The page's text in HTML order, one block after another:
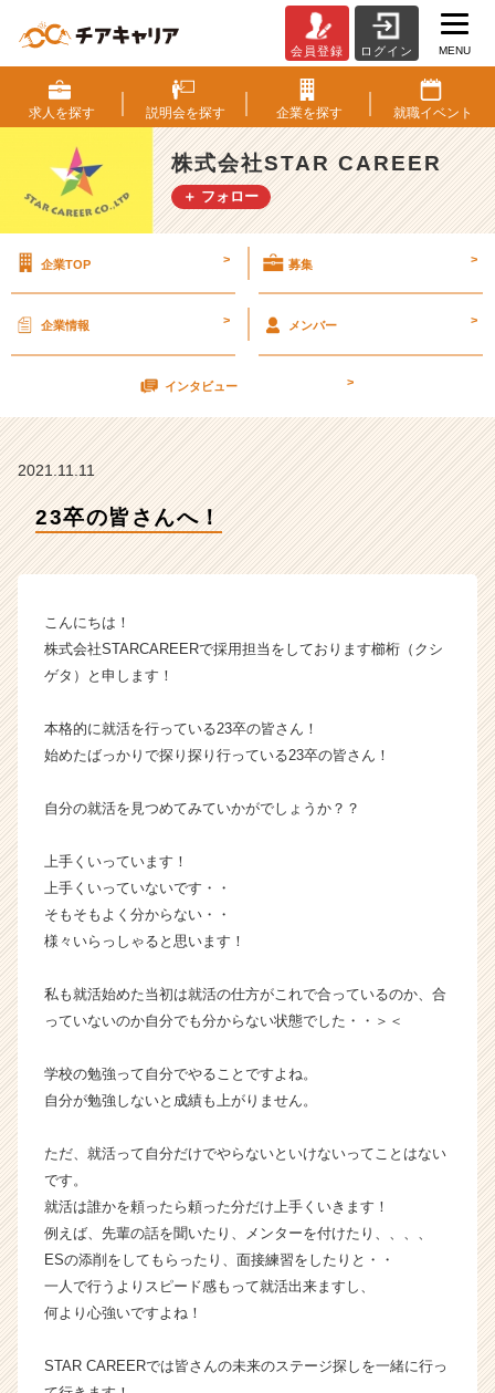
3
卒
の
皆
さ
ん
会
T
A
E
の
ム
|
ベ
チ
長
企
業
ら
ス
ト
が
く
活
イ
ト
チ
ア
ャ
会員登録 ログイン MENU
求人を探す 説明会を探す 企業を探す 就職イベント
株式会社STAR CAREER
＋ フォロー
企業TOP > 募集 >
企業情報 > メンバー >
インタビュー >
2021.11.11
23卒の皆さんへ！
こんにちは！
株式会社STARCAREERで採用担当をしております櫛桁（クシ
ゲタ）と申します！
本格的に就活を行っている23卒の皆さん！
始めたばっかりで探り探り行っている23卒の皆さん！
自分の就活を見つめてみていかがでしょうか？？
上手くいっています！
上手くいっていないです・・
そもそもよく分からない・・
様々いらっしゃると思います！
私も就活始めた当初は就活の仕方がこれで合っているのか、合
っていないのか自分でも分からない状態でした・・＞＜
学校の勉強って自分でやることですよね。
自分が勉強しないと成績も上がりません。
ただ、就活って自分だけでやらないといけないってことはない
です。
就活は誰かを頼ったら頼った分だけ上手くいきます！
例えば、先輩の話を聞いたり、メンターを付けたり、、、、
ESの添削をしてもらったり、面接練習をしたりと・・
一人で行うよりスピード感もって就活出来ますし、
何より心強いですよね！
STAR CAREERでは皆さんの未来のステージ探しを一緒に行っ